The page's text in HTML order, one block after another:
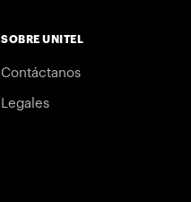
SOBRE UNITEL
Contáctanos
Legales